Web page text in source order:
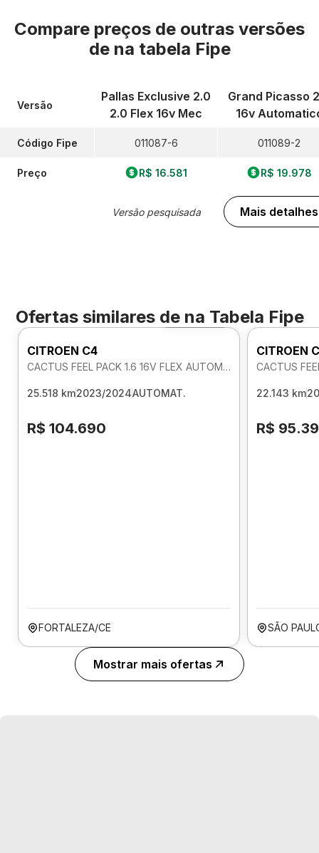
Compare preços de outras versões
de na tabela Fipe
Versão
Código Fipe
Preço
Pallas Exclusive 2.0
2.0 Flex 16v Mec
011087-6
R$ 16.581
Versão pesquisada
Grand Picasso
16v
011089-2
R$ 19.978
Mais detalhes
Ofertas similares de na Tabela Fipe
Foto 360º
CITROEN C4
CACTUS FEEL PACK 1.6 16V FLEX AUTOMATICO
25.518 km2023/2024AUTOMAT.
R$ 104.690
FORTALEZA/CE
CITROEN
CACTUS
22.143 km
R$
SÃO
Mostrar mais ofertas